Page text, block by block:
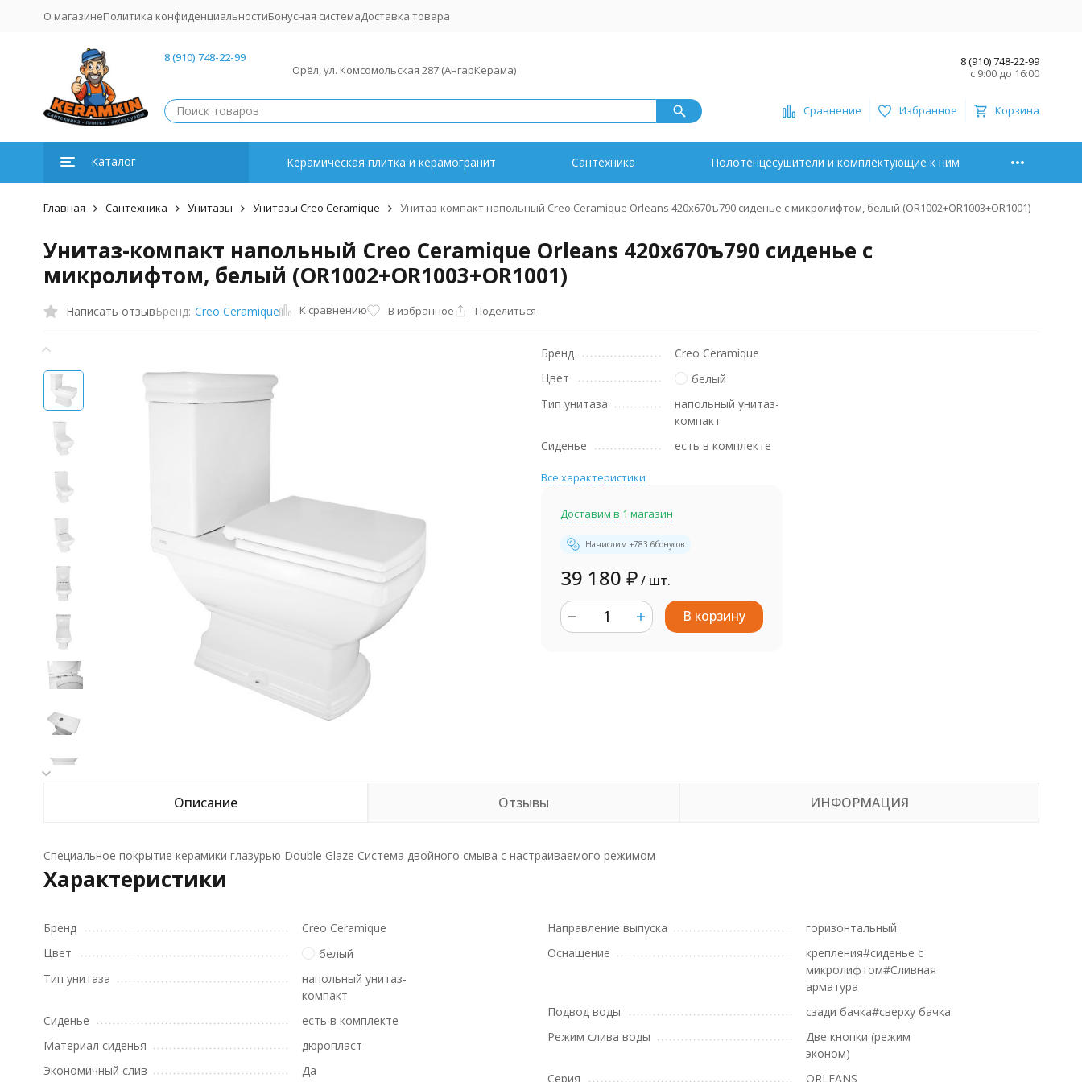
О магазинеПолитика конфиденциальностиБонусная системаДоставка товара
8 (910) 748-22-99
Орёл, ул. Комсомольская 287 (АнгарКерама)
8 (910) 748-22-99
с 9:00 до 16:00
Сравнение Избранное Корзина
Каталог Керамическая плитка и керамогранит Сантехника Полотенцесушители и комплектующие к ним
Главная Сантехника Унитазы Унитазы Creo Ceramique Унитаз-компакт напольный Creo Ceramique Orleans 420х670ъ790 сиденье с микролифтом, белый (OR1002+OR1003+OR1001)
Унитаз-компакт напольный Creo Ceramique Orleans 420х670ъ790 сиденье с
микролифтом, белый (OR1002+OR1003+OR1001)
Написать отзывБренд: Creo Ceramique К сравнению В избранное Поделиться
Бренд
Creo Ceramique
Цвет
белый
Тип унитаза
напольный унитаз-
компакт
Сиденье
есть в комплекте
Все характеристики
Доставим в 1 магазин
Начислим +783.6бонусов
39 180 ₽/ шт.
В корзину
Описание Отзывы ИНФОРМАЦИЯ
Специальное покрытие керамики глазурью Double Glaze Система двойного смыва с настраиваемого режимом
Характеристики
Бренд
Creo Ceramique
Цвет
белый
Тип унитаза
напольный унитаз-
компакт
Сиденье
есть в комплекте
Материал сиденья
дюропласт
Экономичный слив
Да
Направление выпуска
горизонтальный
Оснащение
крепления#сиденье с
микролифтом#Сливная
арматура
Подвод воды
сзади бачка#сверху бачка
Режим слива воды
Две кнопки (режим
эконом)
Серия
ORLEANS